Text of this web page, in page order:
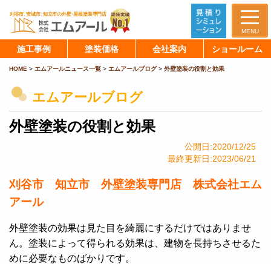
MENU
施工事例 塗装価格 会社案内 ショールーム
HOME > エムアールニュース一覧 > エムアールブログ> 外壁塗装の役割と効果
エムアールブログ
外壁塗装の役割と効果
公開日:2020/12/25
最終更新日:2023/06/21
刈谷市 知立市 外壁塗装専門店 株式会社エム
アール
外壁塗装の効果は見た目を綺麗にするだけではありませ
ん。塗装によって得られる効果は、建物を長持ちさせるた
めに必要なものばかりです。